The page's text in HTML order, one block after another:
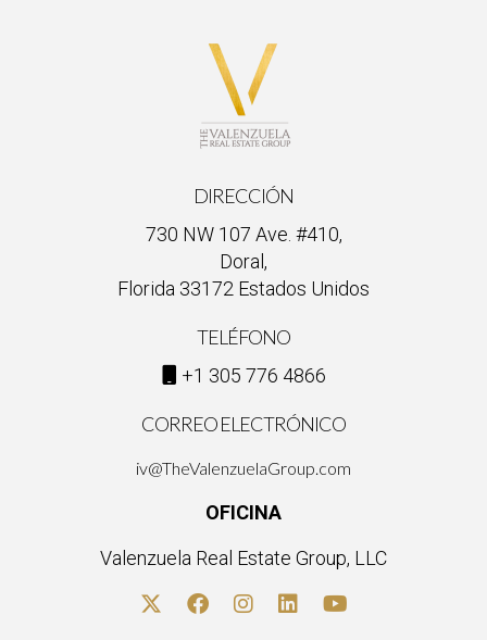
DIRECCIÓN
730 NW 107 Ave. #410,
Doral,
Florida 33172 Estados Unidos
TELÉFONO
+1 305 776 4866
CORREO ELECTRÓNICO
iv@TheValenzuelaGroup.com
OFICINA
Valenzuela Real Estate Group, LLC